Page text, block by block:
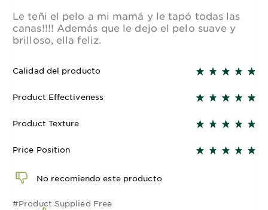
Le teñi el pelo a mi mamá y le tapó todas las
canas!!!! Además que le dejo el pelo suave y
brilloso, ella feliz.
Calidad del producto
Product Effectiveness
Product Texture
Price Position
No recomiendo este producto
#Product Supplied Free